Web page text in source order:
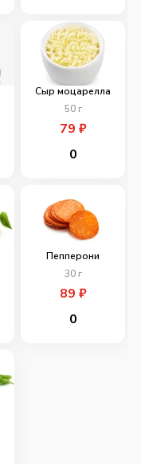
Сыр моцарелла
50г
79 ₽
0
Пепперони
30г
89 ₽
0